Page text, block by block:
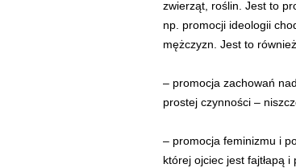
zwierząt, roślin. Jest to
np. promocji ideologii
mężczyzn. Jest to
– promocja zachowań
prostej czynności –
– promocja feminizmu i
której ojciec jest fajtłapą